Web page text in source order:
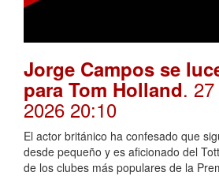
Jorge Campos se
para Tom Holland.
2026 20:10
El actor británico ha confesado que
desde pequeño y es aficionado del
de los clubes más populares de la